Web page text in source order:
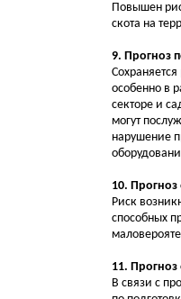
Повышен
скота на
9. Прогноз
особенно в
секторе и
могут
нарушение
10. Прогноз
Риск
способных
11.
В связи с